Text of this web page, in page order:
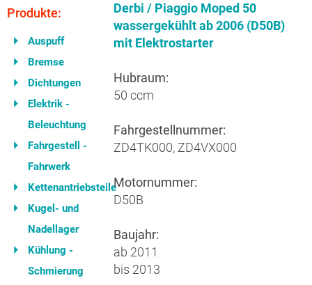
Produkte:
Auspuff
Bremse
Dichtungen
Elektrik -
Beleuchtung
Fahrgestell -
Fahrwerk
Kettenantriebsteile
Kugel- und
Nadellager
Kühlung -
Schmierung
Derbi / Piaggio Moped 50
wassergekühlt ab 2006 (D50B)
mit Elektrostarter
Hubraum:
50 ccm
Fahrgestellnummer:
ZD4TK000, ZD4VX000
Motornummer:
D50B
Baujahr:
ab 2011
bis 2013